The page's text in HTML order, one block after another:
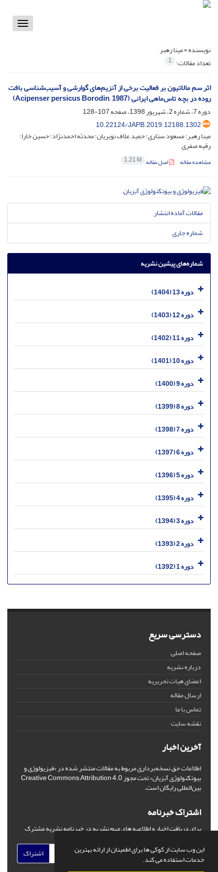
این وب سایت از کوکی ها برای اطمینان از ارائه بهترین
خدمات استفاده می کند.
Toggle
نویسنده =مینا رهبر
تعداد مقالات: 1
اثر سم مالاتیون بر فعالیت برخی از آنزیم‌های گوارشی و آسیب‌شناسی بافت
روده در بچه تاس‌ماهی ایرانی (Acipenser persicus Borodin, 1987)
دوره 7، شماره 2، شهریور 1398، صفحه
107-128
10.22124/JAPB.2019.12188.1302
مینا رهبر؛ مسعود ستاری؛ حمید علاف نویریان؛ محدثه احمدنژاد؛ حسین خارا؛
رقیه صفری
مشاهده مقاله اصل مقاله 1.21 M
مقالات آماده انتشار
شماره جاری
شماره‌های پیشین نشریه
دوره 13 (1404)
دوره 12 (1403)
دوره 11 (1402)
دوره 10 (1401)
دوره 9 (1400)
دوره 8 (1399)
دوره 7 (1398)
دوره 6 (1397)
دوره 5 (1396)
دوره 4 (1395)
دوره 3 (1394)
دوره 2 (1393)
دوره 1 (1392)
دسترسی سریع
صفحه اصلی
درباره نشریه
اعضای هیات تحریریه
ارسال مقاله
تماس با ما
نقشه سایت
آخرین اخبار
اطلاعات حق نسخه‌برداری مربوط به مقالات منتشر شده در «فیزیولوژی و
بیوتکنولوژی آبزیان» تحت مجوز Creative Commons Attribution 4.0
بین‌المللی رایگان است.
اشتراک خبرنامه
برای دریافت اخبار و اطلاعیه های مهم نشریه در خبرنامه نشریه مشترک
اشتراک